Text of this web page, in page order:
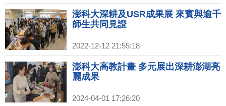
澎科大深耕及USR成果展 來賓與逾千
師生共同見證
2022-12-12 21:55:18
澎科大高教計畫 多元展出深耕澎湖亮
麗成果
2024-04-01 17:26:20